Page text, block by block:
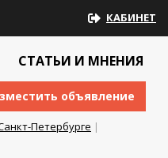
КАБИНЕТ
СТАТЬИ И МНЕНИЯ
объявление
Петербурге |